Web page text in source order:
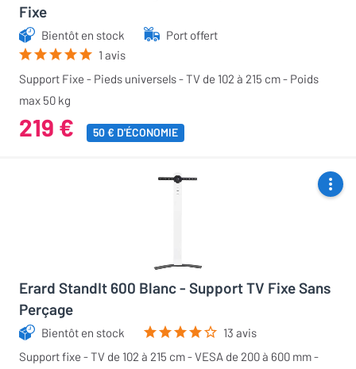
Fixe
Bientôt en stock
Port offert
1 avis
Support Fixe - Pieds universels - TV de 102 à 215 cm - Poids
max 50 kg
219 € 50 € D'ÉCONOMIE
Erard StandIt 600 Blanc - Support TV Fixe Sans
Perçage
Bientôt en stock
13 avis
Support fixe - TV de 102 à 215 cm - VESA de 200 à 600 mm -